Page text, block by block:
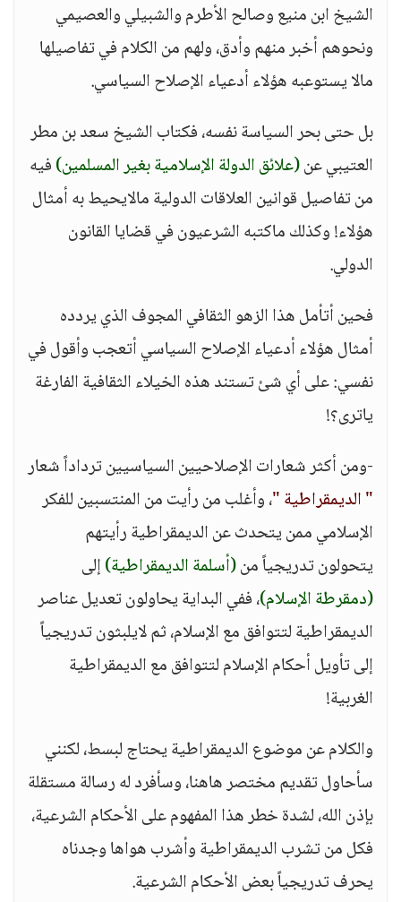
الشيخ ابن منيع وصالح الأطرم والشبيلي والعصيمي
ونحوهم أخبر منهم وأدق، ولهم من الكلام في تفاصيلها
مالا يستوعبه هؤلاء أدعياء الإصلاح السياسي.
بل حتى بحر السياسة نفسه، فكتاب الشيخ سعد بن مطر
العتيبي عن(علائق الدولة الإسلامية بغير المسلمين)فيه
من تفاصيل قوانين العلاقات الدولية مالايحيط به أمثال
هؤلاء! وكذلك ماكتبه الشرعيون في قضايا القانون
الدولي.
فحين أتأمل هذا الزهو الثقافي المجوف الذي يردده
أمثال هؤلاء أدعياء الإصلاح السياسي أتعجب وأقول في
نفسي: على أي شئ تستند هذه الخيلاء الثقافية الفارغة
ياترى؟!
-ومن أكثر شعارات الإصلاحيين السياسيين ترداداً شعار
" الديمقراطية "، وأغلب من رأيت من المنتسبين للفكر
الإسلامي ممن يتحدث عن الديمقراطية رأيتهم
يتحولون تدريجياً من(أسلمة الديمقراطية)إلى
(دمقرطة الإسلام)، ففي البداية يحاولون تعديل عناصر
الديمقراطية لتتوافق مع الإسلام، ثم لايلبثون تدريجياً
إلى تأويل أحكام الإسلام لتتوافق مع الديمقراطية
الغربية!
والكلام عن موضوع الديمقراطية يحتاج لبسط، لكنني
سأحاول تقديم مختصر هاهنا، وسأفرد له رسالة مستقلة
بإذن الله، لشدة خطر هذا المفهوم على الأحكام الشرعية،
فكل من تشرب الديمقراطية وأشرب هواها وجدناه
يحرف تدريجياً بعض الأحكام الشرعية.